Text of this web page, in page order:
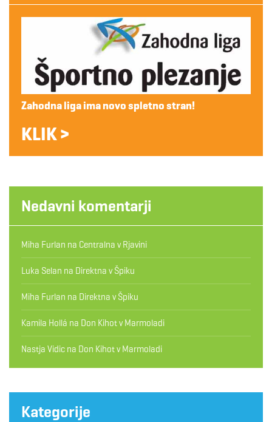
Zahodna liga ima novo spletno stran!
KLIK >
Nedavni komentarji
Miha Furlan na Centralna v Rjavini
Luka Selan na Direktna v Špiku
Miha Furlan na Direktna v Špiku
Kamila Hollá na Don Kihot v Marmoladi
Nastja Vidic na Don Kihot v Marmoladi
Kategorije